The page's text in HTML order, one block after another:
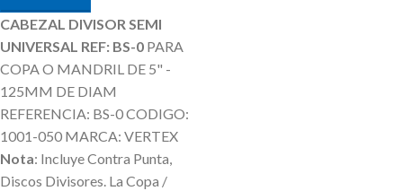
CABEZAL DIVISOR SEMI
UNIVERSAL REF: BS-0 PARA
COPA O MANDRIL DE 5" -
125MM DE DIAM
REFERENCIA: BS-0 CODIGO:
1001-050 MARCA: VERTEX
Nota: Incluye Contra Punta,
Discos Divisores. La Copa /